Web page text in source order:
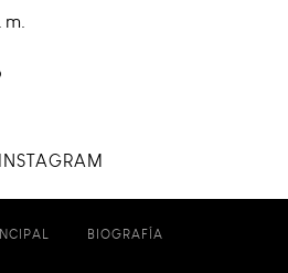
m.
BIOGRAFÍA